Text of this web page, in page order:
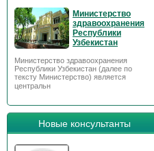
Министерство
здравоохранения
Республики
Узбекистан
Министерство здравоохранения
Республики Узбекистан (далее по
тексту Министерство) является
центральн
Новые консультанты